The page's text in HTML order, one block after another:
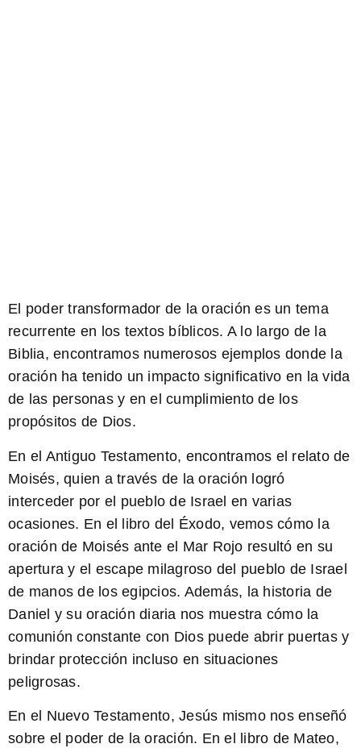
El podertransformador de la oración es un tema
recurrente en los textos bíblicos. A lo largo de la
Biblia, encontramos numerosos ejemplos donde la
oración ha tenido un impacto significativo en la vida
de las personas y en el cumplimiento de los
propósitos de Dios.
En el Antiguo Testamento, encontramos el relato de
Moisés, quien a través de la oración logró
interceder por el pueblo de Israel en varias
ocasiones. En el libro del Éxodo, vemos cómo la
oración de Moisés ante el Mar Rojo resultó en su
apertura y el escape milagroso del pueblo de Israel
de manos de los egipcios. Además, la historia de
Daniel y su oración diaria nos muestra cómo la
comunión constante con Dios puede abrir puertas y
brindar protección incluso en situaciones
peligrosas.
En el Nuevo Testamento, Jesús mismo nos enseñó
sobre el poder de la oración. En el libro de Mateo,